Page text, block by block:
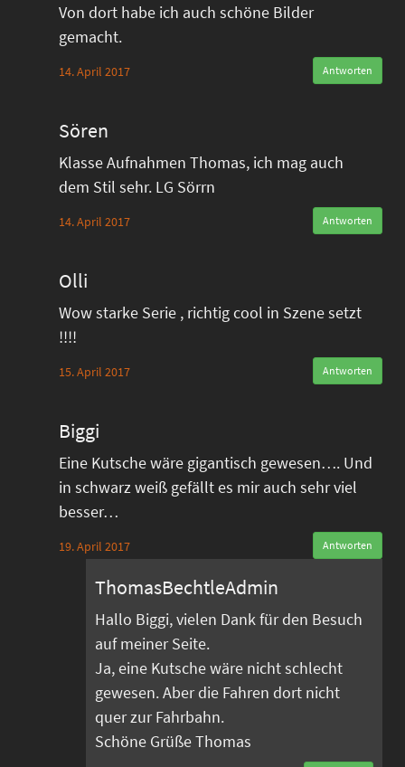
Von dort habe ich auch schöne Bilder
gemacht.
14. April 2017 Antworten
Sören
Klasse Aufnahmen Thomas, ich mag auch
dem Stil sehr. LG Sörrn
14. April 2017 Antworten
Olli
Wow starke Serie , richtig cool in Szene setzt
!!!!
15. April 2017 Antworten
Biggi
Eine Kutsche wäre gigantisch gewesen…. Und
in schwarz weiß gefällt es mir auch sehr viel
besser…
19. April 2017 Antworten
ThomasBechtleAdmin
Hallo Biggi, vielen Dank für den Besuch
auf meiner Seite.
Ja, eine Kutsche wäre nicht schlecht
gewesen. Aber die Fahren dort nicht
quer zur Fahrbahn.
Schöne Grüße Thomas